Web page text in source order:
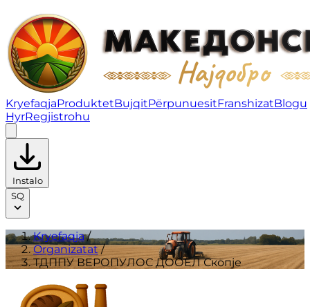
ТДППУ ВЕРОПУЛОС ДООЕЛ Скопје | Organizatat
KryefaqjaProduktetBujqitPërpunuesitFranshizatBlogu
HyrRegjistrohu
Instalo
SQ
Kryefaqja/
Organizatat/
ТДППУ ВЕРОПУЛОС ДООЕЛ Скопје